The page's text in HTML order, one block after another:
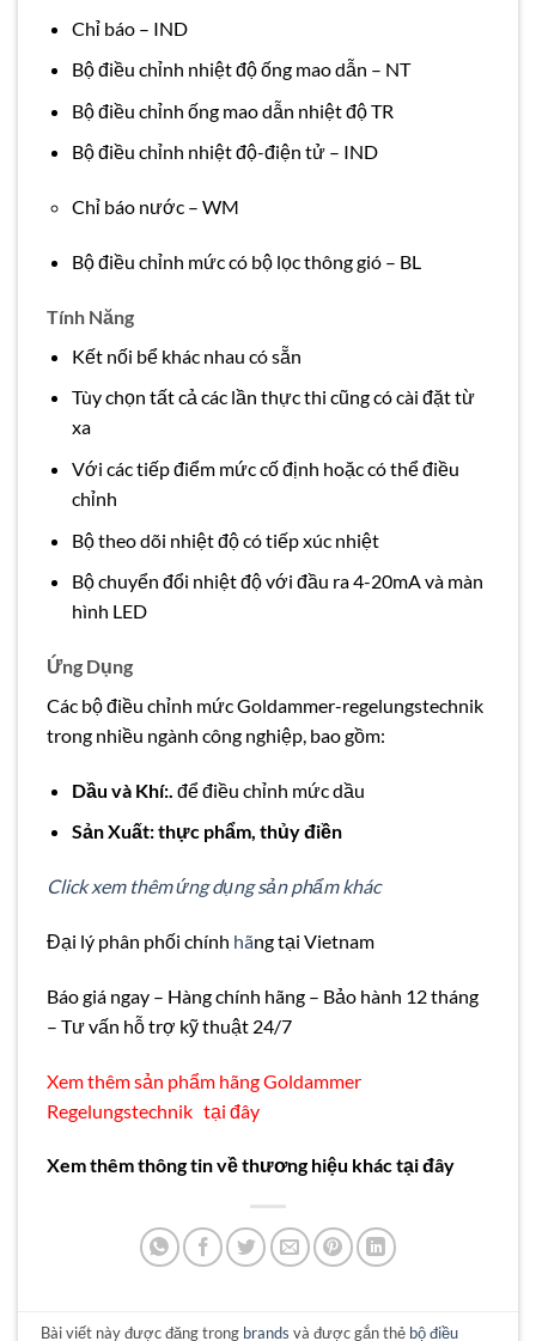
Chỉ báo – IND
Bộ điều chỉnh nhiệt độ ống mao dẫn – NT
Bộ điều chỉnh ống mao dẫn nhiệt độ TR
Bộ điều chỉnh nhiệt độ-điện tử – IND
Chỉ báo nước – WM
Bộ điều chỉnh mức có bộ lọc thông gió – BL
Tính Năng
Kết nối bể khác nhau có sẵn
Tùy chọn tất cả các lần thực thi cũng có cài đặt từ
xa
Với các tiếp điểm mức cố định hoặc có thể điều
chỉnh
Bộ theo dõi nhiệt độ có tiếp xúc nhiệt
Bộ chuyển đổi nhiệt độ với đầu ra 4-20mA và màn
hình LED
Ứng Dụng
Các bộ điều chỉnh mức Goldammer-regelungstechnik
trong nhiều ngành công nghiệp, bao gồm:
Dầu và Khí:. để điều chỉnh mức dầu
Sản Xuất: thực phẩm, thủy điền
Click xem thêm ứng dụng sản phẩm khác
Đại lý phân phối chính hãng tại Vietnam
Báo giá ngay – Hàng chính hãng – Bảo hành 12 tháng
– Tư vấn hỗ trợ kỹ thuật 24/7
Xem thêm sản phẩm hãng Goldammer
Regelungstechnik tại đây
Xem thêm thông tin về thương hiệu khác tại đây
Bài viết này được đăng trong brands và được gắn thẻ bộ điều